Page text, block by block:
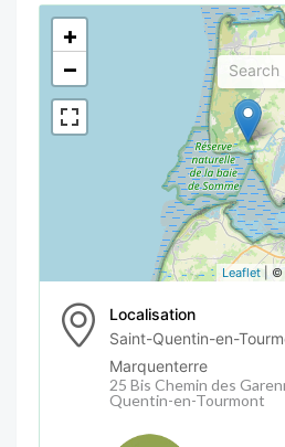
<!---->
+
−
Leaflet | ©
Localisation
Saint-Quentin-en-
Marquenterre
25 Bis Chemin des
Quentin-en-Tourmont